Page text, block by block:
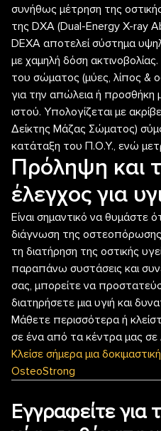
συνήθως μέτρηση της
της DXA (Dual-Energy X-ray
DEXA αποτελεί σύστημα
με χαμηλή δόση
του σώματος (μύες, λίπος &
για την απώλεια ή προσθήκη
ιστού. Υπολογίζεται με
Δείκτης Μάζας Σώματος)
κατάταξη του Π.Ο.Υ., ενώ
Πρόληψη και
έλεγχος για
Είναι σημαντικό να θυμάστε
διάγνωση της οστεοπόρωσης
τη διατήρηση της οστικής
παραπάνω συστάσεις και
σας, μπορείτε να
διατηρήσετε μια υγιή και
Μάθετε περισσότερα ή
σε ένα από τα κέντρα μας σε
Κλείσε σήμερα μια
OsteoStrong
Εγγραφείτε για